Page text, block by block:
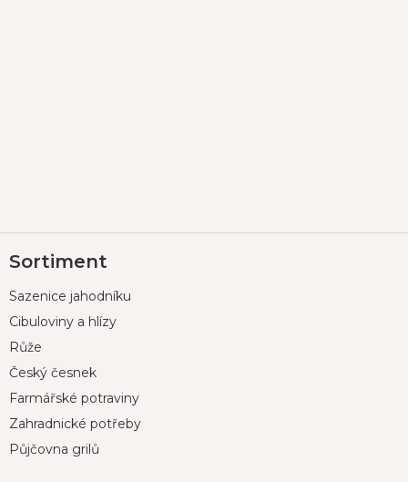
á
a
Sortiment
Sazenice jahodníku
Cibuloviny a hlízy
Růže
Český česnek
Farmářské potraviny
Zahradnické potřeby
Půjčovna grilů